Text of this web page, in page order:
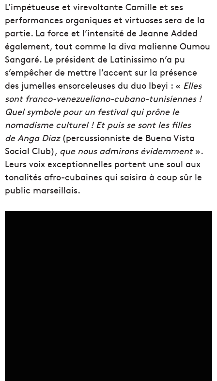
L’impétueuse et virevoltante Camille et ses
performances organiques et virtuoses sera de la
partie. La force et l’intensité de Jeanne Added
également, tout comme la diva malienne Oumou
Sangaré. Le président de Latinissimo n’a pu
s’empêcher de mettre l’accent sur la présence
des jumelles ensorceleuses du duo Ibeyi : « Elles
sont franco-venezueliano-cubano-tunisiennes !
Quel symbole pour un festival qui prône le
nomadisme culturel ! Et puis se sont les filles
de Anga Díaz(percussionniste de Buena Vista
Social Club), que nous admirons évidemment».
Leurs voix exceptionnelles portent une soul aux
tonalités afro-cubaines qui saisira à coup sûr le
public marseillais.